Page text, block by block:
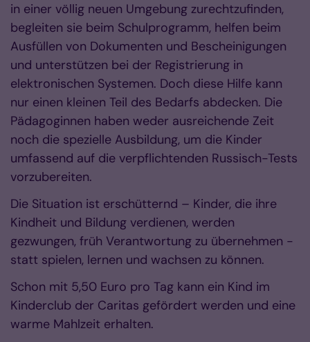
in einer völlig neuen Umgebung zurechtzufinden,
begleiten sie beim Schulprogramm, helfen beim
Ausfüllen von Dokumenten und Bescheinigungen
und unterstützen bei der Registrierung in
elektronischen Systemen. Doch diese Hilfe kann
nur einen kleinen Teil des Bedarfs abdecken. Die
Pädagoginnen haben weder ausreichende Zeit
noch die spezielle Ausbildung, um die Kinder
umfassend auf die verpflichtenden Russisch-Tests
vorzubereiten.
Die Situation ist erschütternd – Kinder, die ihre
Kindheit und Bildung verdienen, werden
gezwungen, früh Verantwortung zu übernehmen -
statt spielen, lernen und wachsen zu können.
Schon mit 5,50 Euro pro Tag kann ein Kind im
Kinderclub der Caritas gefördert werden und eine
warme Mahlzeit erhalten.